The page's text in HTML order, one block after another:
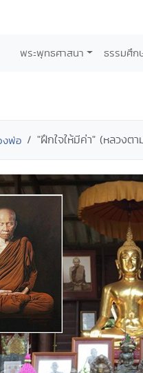
พระพุทธศาสนา ธรรมศึก
งพ่อ "ฝึกใจให้มีค่า" (หลวง